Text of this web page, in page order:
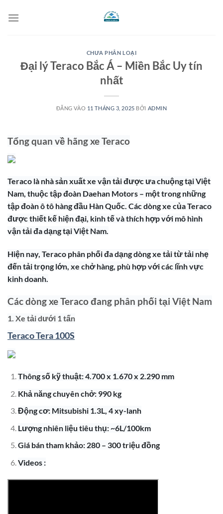
qua
CHƯA PHÂN LOẠI
Đại lý Teraco Bắc Á – Miền Bắc Uy tín
nhất
ĐĂNG VÀO 11 THÁNG 3, 2025 BỞI ADMIN
Tổng quan về hãng xe Teraco
Teraco là nhà sản xuất xe vận tải được ưa chuộng tại Việt
Nam, thuộc tập đoàn Daehan Motors – một trong những
tập đoàn ô tô hàng đầu Hàn Quốc. Các dòng xe của Teraco
được thiết kế hiện đại, kinh tế và thích hợp với mô hình
vận tải đa dạng tại Việt Nam.
Hiện nay, Teraco phân phối đa dạng dòng xe tải từ tải nhẹ
đến tải trọng lớn, xe chở hàng, phù hợp với các lĩnh vực
kinh doanh.
Các dòng xe Teraco đang phân phối tại Việt Nam
1. Xe tải dưới 1 tấn
Teraco Tera 100S
Thông số kỹ thuật: 4.700 x 1.670 x 2.290 mm
Khả năng chuyên chở: 990 kg
Động cơ: Mitsubishi 1.3L, 4 xy-lanh
Lượng nhiên liệu tiêu thụ: ~6L/100km
Giá bán tham khảo: 280 – 300 triệu đồng
Videos :